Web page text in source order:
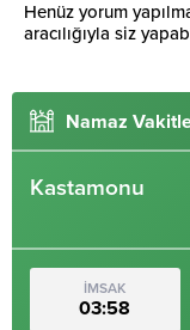
Henüz yorum
aracılığıyla siz
Namaz
Kastamonu
İMSAK
03:58